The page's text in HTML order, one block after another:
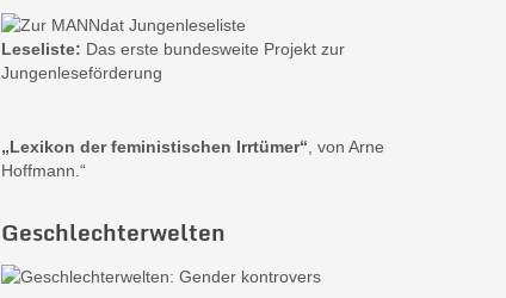
Leseliste: Das erste bundesweite Projekt zur
Jungenleseförderung
„Lexikon der feministischen Irrtümer“ , von Arne
Hoffmann.“
Geschlechterwelten